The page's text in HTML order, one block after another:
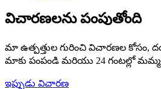
విచారణలను పంపుతోంది
మా ఉత్పత్తుల గురించి విచారణల
మాకు పంపండి మరియు 24 గంటల్లో
ఇప్పుడు విచారణ